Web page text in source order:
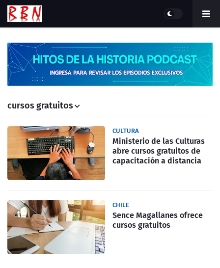
cursos gratuitos
CULTURA
Ministerio de las Culturas
abre cursos gratuitos de
capacitación a distancia
CHILE
Sence Magallanes ofrece
cursos gratuitos